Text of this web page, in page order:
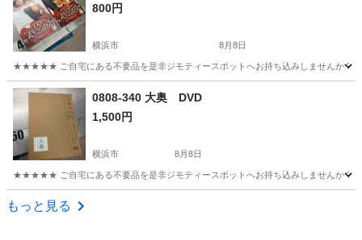
800円
横浜市 8月8日
★★★★★ ご自宅にある不要品を是非ジモティースポットへお持ち込みしませんか？
神奈川 横浜市 DVD/ブルーレイ
0808-340 大奥 DVD
1,500円
横浜市 8月8日
★★★★★ ご自宅にある不要品を是非ジモティースポットへお持ち込みしませんか？
神奈川 横浜市
もっと見る